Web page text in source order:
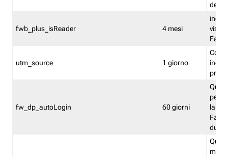
del
fwb_plus_isReader 4 mesi
utm_source 1 giorno
fw_dp_autoLogin 60 giorni
la